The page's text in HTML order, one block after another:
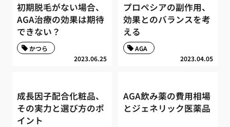
初期脱毛がない場合、
AGA治療の効果は期待
できない？
2023.06.25
かつら
プロペシアの副作用、
効果とのバランスを考
える
2023.04.05
AGA
成長因子配合化粧品、
その実力と選び方のポ
イント
AGA飲み薬の費用相場
とジェネリック医薬品